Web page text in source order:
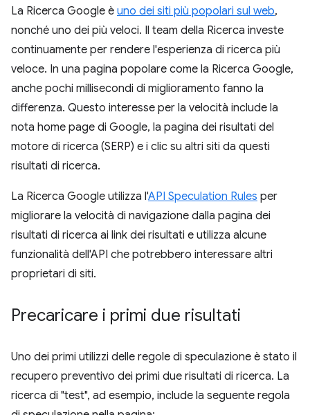
La Ricerca Google è uno dei siti più popolari sul web,
nonché uno dei più veloci. Il team della Ricerca investe
continuamente per rendere l'esperienza di ricerca più
veloce. In una pagina popolare come la Ricerca Google,
anche pochi millisecondi di miglioramento fanno la
differenza. Questo interesse per la velocità include la
nota home page di Google, la pagina dei risultati del
motore di ricerca (SERP) e i clic su altri siti da questi
risultati di ricerca.
La Ricerca Google utilizza l'API Speculation Rules per
migliorare la velocità di navigazione dalla pagina dei
risultati di ricerca ai link dei risultati e utilizza alcune
funzionalità dell'API che potrebbero interessare altri
proprietari di siti.
Precaricare i primi due risultati
Uno dei primi utilizzi delle regole di speculazione è stato il
recupero preventivo dei primi due risultati di ricerca. La
ricerca di "test", ad esempio, include la seguente regola